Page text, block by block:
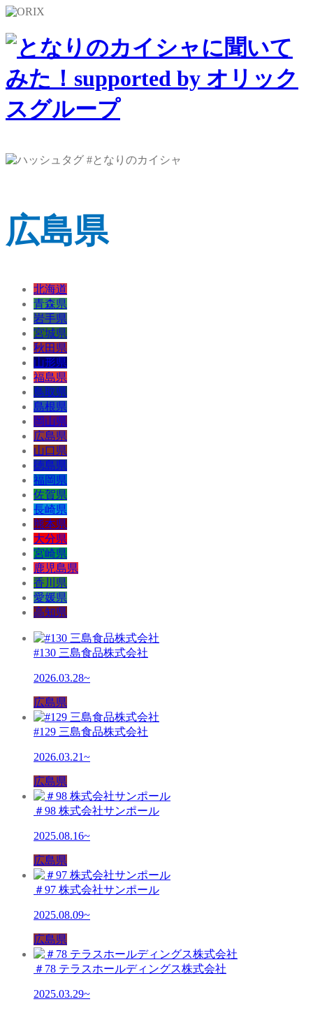
広島県
北海道
青森県
岩手県
宮城県
秋田県
山形県
福島県
鳥取県
島根県
岡山県
広島県
山口県
徳島県
福岡県
佐賀県
長崎県
熊本県
大分県
宮崎県
鹿児島県
香川県
愛媛県
高知県
#130 三島食品株式会社
2026.03.28~
広島県
#129 三島食品株式会社
2026.03.21~
広島県
＃98 株式会社サンポール
2025.08.16~
広島県
＃97 株式会社サンポール
2025.08.09~
広島県
＃78 テラスホールディングス株式会社
2025.03.29~